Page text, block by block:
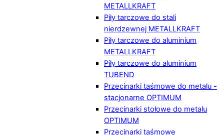
METALLKRAFT
Piły tarczowe do stali
nierdzewnej METALLKRAFT
Piły tarczowe do aluminium
METALLKRAFT
Piły tarczowe do aluminium
TUBEND
Przecinarki taśmowe do metalu -
stacjonarne OPTIMUM
Przecinarki stołowe do metalu
OPTIMUM
Przecinarki taśmowe